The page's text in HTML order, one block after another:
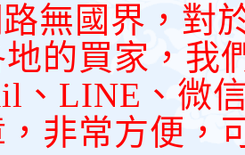
無國界，對
地的買家，我
、LINE、微
，非常方便，